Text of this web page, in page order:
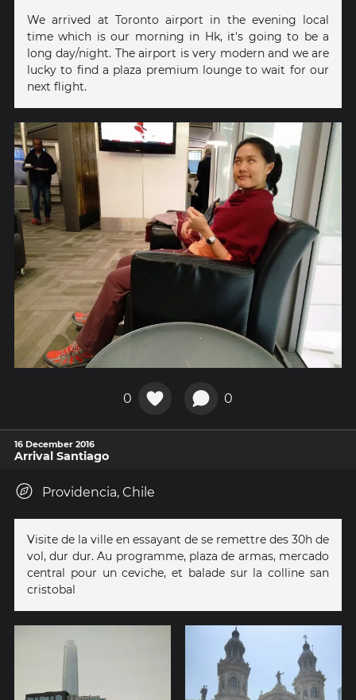
We arrived at Toronto airport in the evening local
time which is our morning in Hk, it's going to be a
long day/night. The airport is very modern and we are
lucky to find a plaza premium lounge to wait for our
next flight.
0 0
16 December 2016
Arrival Santiago
Providencia, Chile
Visite de la ville en essayant de se remettre des 30h de
vol, dur dur. Au programme, plaza de armas, mercado
central pour un ceviche, et balade sur la colline san
cristobal